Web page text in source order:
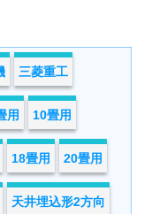
三菱重工
用 10畳用
18畳用 20畳用
天井埋込形2方向